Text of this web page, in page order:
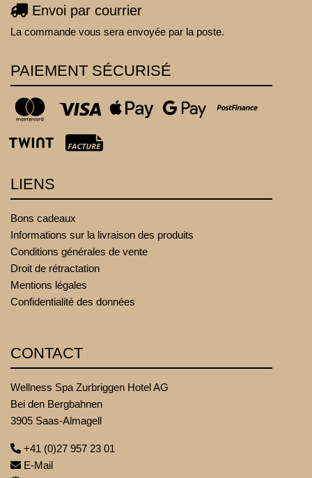
Envoi par courrier
La commande vous sera envoyée par la poste.
PAIEMENT SÉCURISÉ
LIENS
Bons cadeaux
Informations sur la livraison des produits
Conditions générales de vente
Droit de rétractation
Mentions légales
Confidentialité des données
CONTACT
Wellness Spa Zurbriggen Hotel AG
Bei den Bergbahnen
3905 Saas-Almagell
+41 (0)27 957 23 01
E-Mail